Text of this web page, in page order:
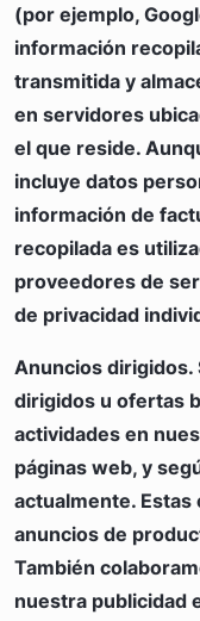
(por ejemplo,
información
transmitida y
en servidores
el que reside.
incluye datos
información de
recopilada es
proveedores de
de privacidad
Anuncios dirigidos.
dirigidos u ofertas
actividades en
páginas web, y
actualmente.
anuncios de
También
nuestra publicidad